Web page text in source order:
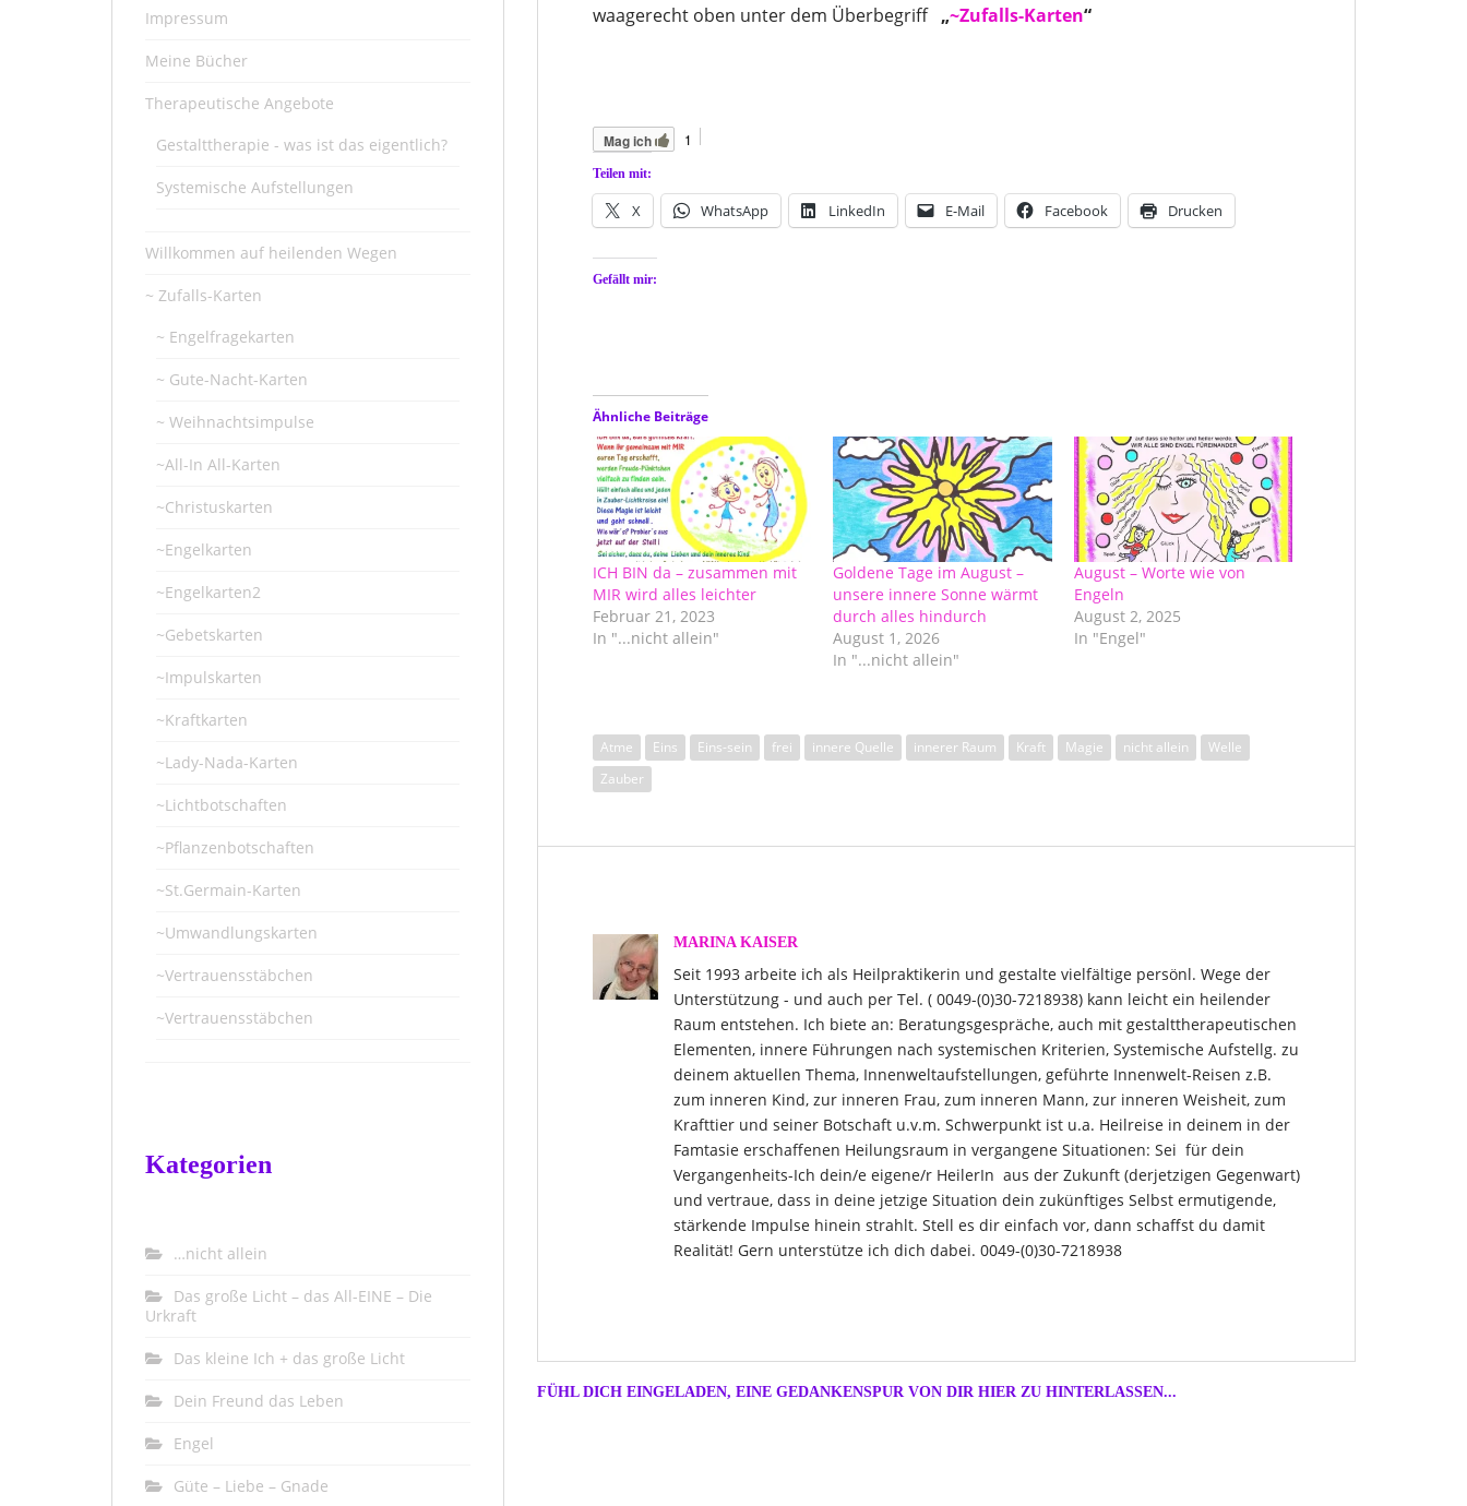
waagerecht oben unter dem Überbegriff „~Zufalls-Karten“
Mag ich 1
Teilen mit:
X WhatsApp LinkedIn E-Mail Facebook Drucken
Gefällt mir:
Ähnliche Beiträge
ICH BIN da – zusammen mit
MIR wird alles leichter
Februar 21, 2023
In "...nicht allein"
Goldene Tage im August –
unsere innere Sonne wärmt
durch alles hindurch
August 1, 2026
In "...nicht allein"
August – Worte wie von
Engeln
August 2, 2025
In "Engel"
Atme Eins Eins-sein frei innere Quelle innerer Raum Kraft Magie nicht allein
Welle
Zauber
MARINA KAISER
Seit 1993 arbeite ich als Heilpraktikerin und gestalte vielfältige persönl. Wege der
Unterstützung - und auch per Tel. ( 0049-(0)30-7218938) kann leicht ein heilender
Raum entstehen. Ich biete an: Beratungsgespräche, auch mit gestalttherapeutischen
Elementen, innere Führungen nach systemischen Kriterien, Systemische Aufstellg. zu
deinem aktuellen Thema, Innenweltaufstellungen, geführte Innenwelt-Reisen z.B.
zum inneren Kind, zur inneren Frau, zum inneren Mann, zur inneren Weisheit, zum
Krafttier und seiner Botschaft u.v.m. Schwerpunkt ist u.a. Heilreise in deinem in der
Famtasie erschaffenen Heilungsraum in vergangene Situationen: Sei für dein
Vergangenheits-Ich dein/e eigene/r HeilerIn aus der Zukunft (derjetzigen Gegenwart)
und vertraue, dass in deine jetzige Situation dein zukünftiges Selbst ermutigende,
stärkende Impulse hinein strahlt. Stell es dir einfach vor, dann schaffst du damit
Realität! Gern unterstütze ich dich dabei. 0049-(0)30-7218938
FÜHL DICH EINGELADEN, EINE GEDANKENSPUR VON DIR HIER ZU HINTERLASSEN...
Impressum
Meine Bücher
Therapeutische Angebote
Gestalttherapie - was ist das eigentlich?
Systemische Aufstellungen
Willkommen auf heilenden Wegen
~ Zufalls-Karten
~ Engelfragekarten
~ Gute-Nacht-Karten
~ Weihnachtsimpulse
~All-In All-Karten
~Christuskarten
~Engelkarten
~Engelkarten2
~Gebetskarten
~Impulskarten
~Kraftkarten
~Lady-Nada-Karten
~Lichtbotschaften
~Pflanzenbotschaften
~St.Germain-Karten
~Umwandlungskarten
~Vertrauensstäbchen
~Vertrauensstäbchen
Kategorien
…nicht allein
Das große Licht – das All-EINE – Die
Urkraft
Das kleine Ich + das große Licht
Dein Freund das Leben
Engel
Güte – Liebe – Gnade